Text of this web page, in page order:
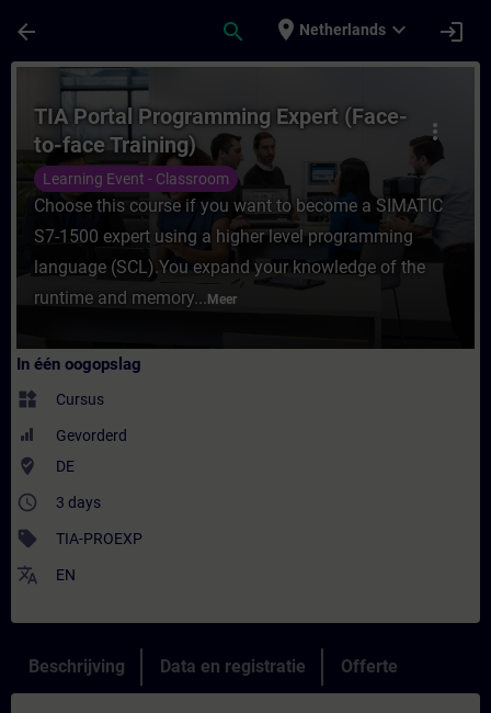
arrow_back search place Netherlands expand_more login
Cursus - TIA Portal Programming Expert
more_vert
TIA Portal Programming Expert (Face-
to-face Training)
Learning Event - Classroom
Choose this course if you want to become a SIMATIC
S7-1500 expert using a higher level programming
language (SCL).You expand your knowledge of the
runtime and memory... Meer
In één oogopslag
widgets Cursus
Gevorderd
where_to_vote DE
access_time 3 days
sell TIA-PROEXP
translate EN
Beschrijving Data en registratie Offerte